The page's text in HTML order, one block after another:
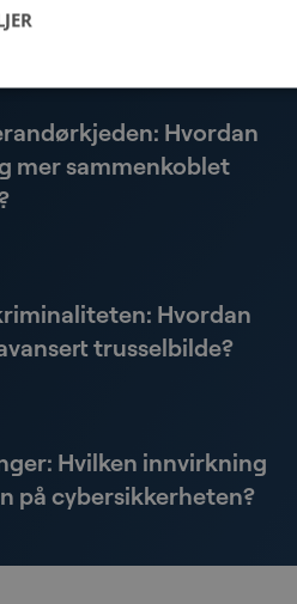
fremtidige lovkrav?
Hvordan
mer sammenkoblet
Hvordan
trusselbilde?
Hvilken innvirkning
på cybersikkerheten?